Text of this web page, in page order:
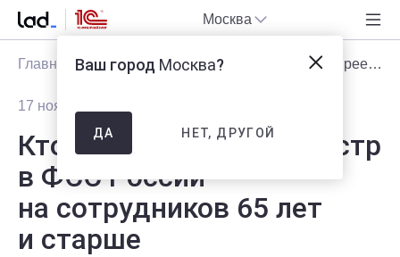
Москва
Главная Блог Статьи Кто должен подать реестр в ФСС России на сотрудников 65 лет и старше
17 ноября 2020
Кто должен подать реестр
в ФСС России
на сотрудников 65 лет
и старше
Ваш город Москва?
ДА НЕТ, ДРУГОЙ